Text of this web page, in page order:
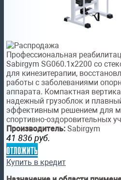
Профессиональная
Sabirgym SG060.1х2200 со
для кинезитерапии,
работы с заболеваниями
аппарата. Компактная
надежный грузоблок и
эффективным решением для
спортивно-оздоровительных
Производитель: Sabirgym
41 836 руб.
отложить
Купить в кредит